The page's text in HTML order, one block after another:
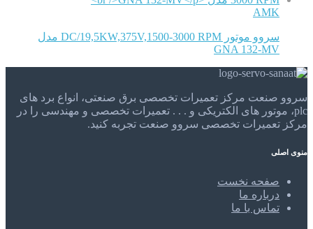
AMK
سروو موتور DC/19,5KW,375V,1500-3000 RPM مدل
GNA 132-MV
سروو صنعت مرکز تعمیرات تخصصی برق صنعتی، انواع برد های
plc، موتور های الکتریکی و . . . تعمیرات تخصصی و مهندسی را در
مرکز تعمیرات تخصصی سروو صنعت تجربه کنید.
منوی اصلی
صفحه نخست
درباره ما
تماس با ما